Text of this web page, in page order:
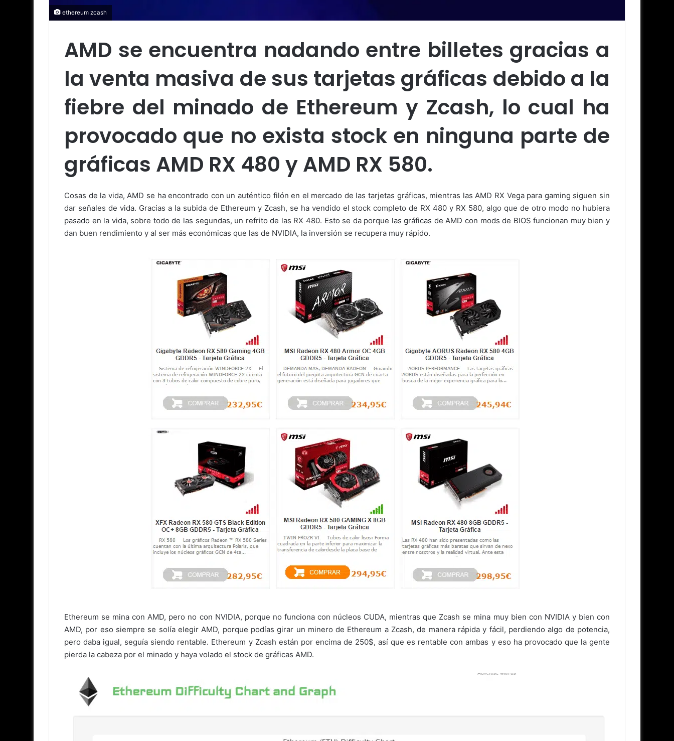
ethereum zcash
AMD se encuentra nadando entre billetes gracias a
la venta masiva de sus tarjetas gráficas debido a la
fiebre del minado de Ethereum y Zcash, lo cual ha
provocado que no exista stock en ninguna parte de
gráficas AMD RX 480 y AMD RX 580.
Cosas de la vida, AMD se ha encontrado con un auténtico filón en el mercado de las tarjetas gráficas, mientras las AMD RX Vega para gaming siguen sin
dar señales de vida. Gracias a la subida de Ethereum y Zcash, se ha vendido el stock completo de RX 480 y RX 580, algo que de otro modo no hubiera
pasado en la vida, sobre todo de las segundas, un refrito de las RX 480. Esto se da porque las gráficas de AMD con mods de BIOS funcionan muy bien y
dan buen rendimiento y al ser más económicas que las de NVIDIA, la inversión se recupera muy rápido.
Ethereum se mina con AMD, pero no con NVIDIA, porque no funciona con núcleos CUDA, mientras que Zcash se mina muy bien con NVIDIA y bien con
AMD, por eso siempre se solía elegir AMD, porque podías girar un minero de Ethereum a Zcash, de manera rápida y fácil, perdiendo algo de potencia,
pero daba igual, seguía siendo rentable. Ethereum y Zcash están por encima de 250$, así que es rentable con ambas y eso ha provocado que la gente
pierda la cabeza por el minado y haya volado el stock de gráficas AMD.